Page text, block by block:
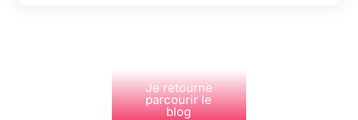
Je retourne
parcourir le
blog